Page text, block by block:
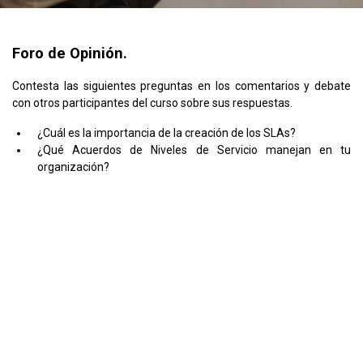
Foro de Opinión.
Contesta las siguientes preguntas en los comentarios y debate
con otros participantes del curso sobre sus respuestas.
¿Cuál es la importancia de la creación de los SLAs?
¿Qué Acuerdos de Niveles de Servicio manejan en tu
organización?